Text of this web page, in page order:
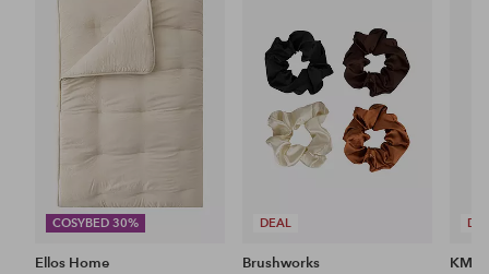
COSYBED 30%
Ellos Home
DEAL
Brushworks
KM